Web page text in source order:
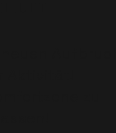
Aufbruch!